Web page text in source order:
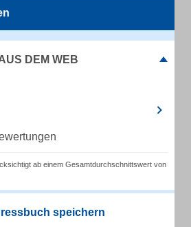
DEM WEB
ab einem Gesamtdurchschnittswert von
speichern